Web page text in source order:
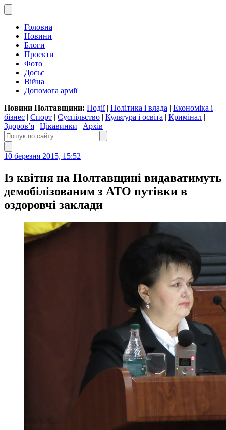
Головна
Новини
Блоги
Проекти
Фото
Досьє
Війна
Допомога армії
Новини Полтавщини: Події| Політика і влада | Економіка і
бізнес | Спорт | Суспільство | Культура і освіта | Кримінал |
Здоров’я | Цікавинки | Архів
10 березня 2015, 15:52
Із квітня на Полтавщині видаватимуть
демобілізованим з АТО путівки в
оздоровчі заклади